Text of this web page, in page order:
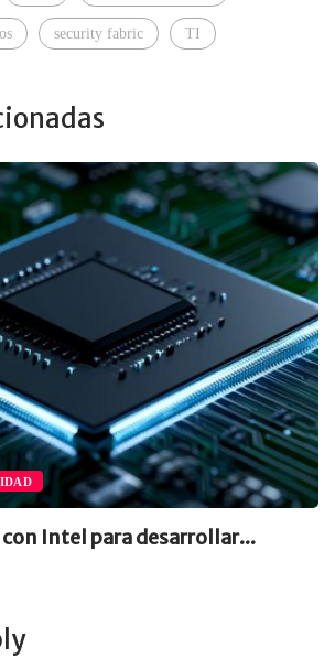
security fabric TI
Intel para desarrollar...